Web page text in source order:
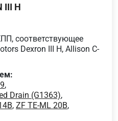
III H
соответствующее
Dexron III H, Allison C-
,
Drain (G1363),
, ZF TE-ML 20B,